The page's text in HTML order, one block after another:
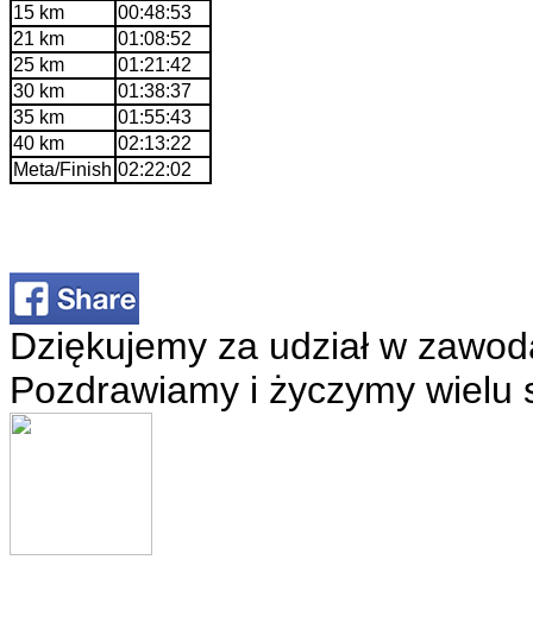
15 km
00:48:53
21 km
01:08:52
25 km
01:21:42
30 km
01:38:37
35 km
01:55:43
40 km
02:13:22
Meta/Finish 02:22:02
Dziękujemy za udział w
Pozdrawiamy i życzymy wielu